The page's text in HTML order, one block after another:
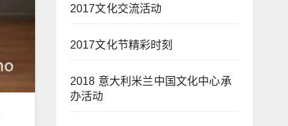
2017文化交流活动
2017文化节精彩时刻
2018 意大利米兰中国文化中心承
办活动